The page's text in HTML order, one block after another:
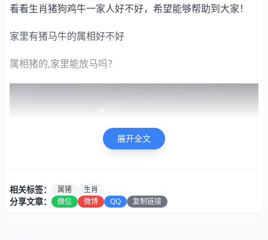
看看生肖猪狗鸡牛一家人好不好，希望能够帮助到大家！
家里有猪马牛的属相好不好
属相猪的,家里能放马吗？
展开全文
相关标签： 属猪 生肖
分享文章： 微信 微博 QQ 复制链接